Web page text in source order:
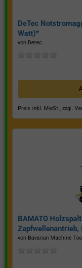
DeTec
Watt)*
von Detec.
Preis inkl. MwSt., zzgl.
BAMATO
Zapfwellenantrieb,
Spaltkraft 22
von Bavarian Machine